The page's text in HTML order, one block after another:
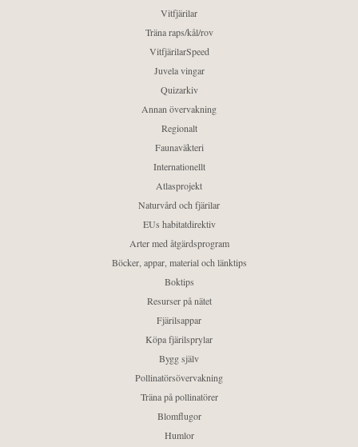
Vitfjärilar
Träna raps/kål/rov
VitfjärilarSpeed
Juvela vingar
Quizarkiv
Annan övervakning
Regionalt
Faunaväkteri
Internationellt
Atlasprojekt
Naturvård och fjärilar
EUs habitatdirektiv
Arter med åtgärdsprogram
Böcker, appar, material och länktips
Boktips
Resurser på nätet
Fjärilsappar
Köpa fjärilsprylar
Bygg själv
Pollinatörsövervakning
Träna på pollinatörer
Blomflugor
Humlor